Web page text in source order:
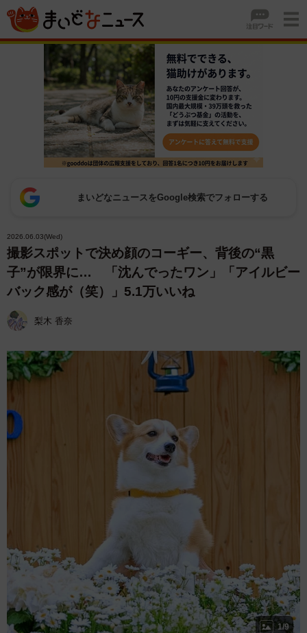
まいどなニュースをGoogle検索でフォローする
2026.06.03(Wed)
撮影スポットで決め顔のコーギー、背後の“黒
子”が限界に… 「沈んでったワン」「アイルビー
バック感が（笑）」5.1万いいね
梨木 香奈
1/9